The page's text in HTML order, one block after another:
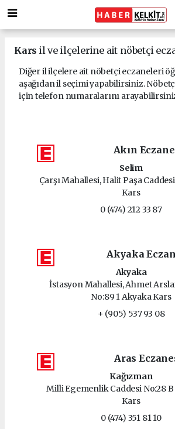
Kars il ve ilçelerine ait nöbetçi
Diğer il ilçelere ait nöbetçi eczaneleri
aşağıdan il seçimi yapabilirsiniz.
için telefon numaralarını
Akın
Selim
Çarşı Mahallesi, Halit Paşa
Kars
0 (474) 212 33 87
Akyaka
Akyaka
İstasyon Mahallesi, Ahmet
No:89 1 Akyaka Kars
+ (905) 537 93 08
Aras
Kağızman
Milli Egemenlik Caddesi No:28 B
Kars
0 (474) 351 81 10